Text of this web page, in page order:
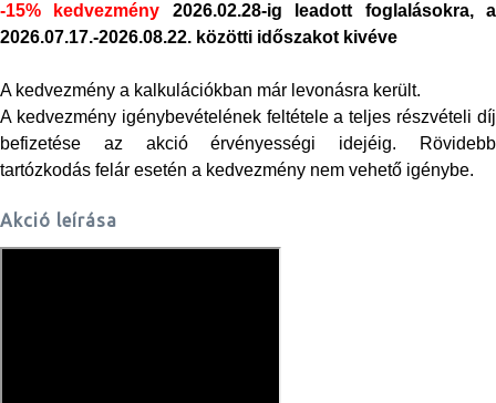
-15% kedvezmény 2026.02.28-ig leadott foglalásokra,
a
2026.07.17.-2026.08.22. közötti időszakot kivéve
A kedvezmény a kalkulációkban már levonásra került.
A kedvezmény igénybevételének feltétele a teljes részvételi díj
befizetése az akció érvényességi idejéig. Rövidebb
tartózkodás felár esetén a kedvezmény nem vehető igénybe.
Akció leírása